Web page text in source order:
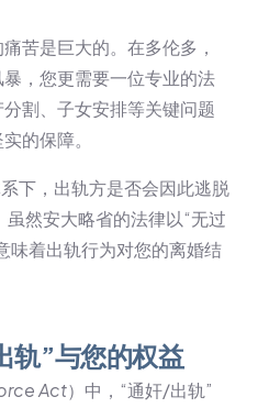
苦是巨大的。在多伦多，
，您更需要一位专业的法
割、子女安排等关键问题
的保障。
下，出轨方是否会因此逃脱
然安大略省的法律以“无过
味着出轨行为对您的离婚结
轨”与您的权益
Act）中，“通奸/出轨”